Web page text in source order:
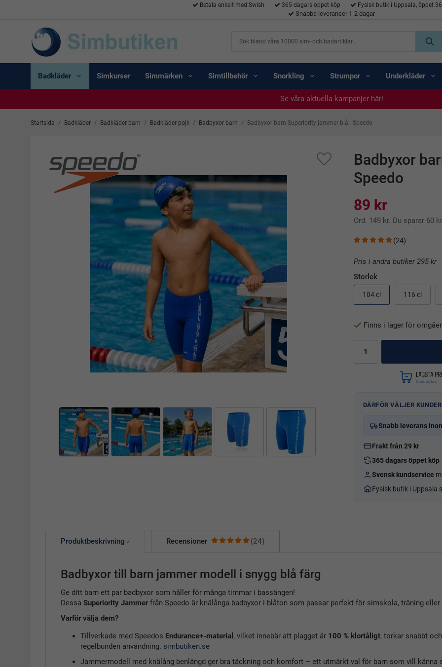
Betala enkelt med Swish 365 dagars öppet köp Fysisk butik i Uppsala, öppet
Snabba leveranser 1-2 dagar
Badkläder Simkurser Simmärken Simtillbehör Snorkling Strumpor Underkläder
Se våra aktuella kampanjer här!
Se våra aktuella kampanjer här!
Se våra aktuella kampanjer här!
Se våra aktuella kampanjer här!
Se våra aktuella kampanjer här!
Startsida / Badkläder / Badkläder barn / Badkläder pojk / Badbyxor barn / Badbyxor barn Superiority jammer blå - Speedo
Badbyxor
Speedo
89 kr
Ord. 149 kr. Du sparar 60 kr
(24)
Pris i andra butiker 295 kr
Storlek
104 cl 116 cl
Finns i lager för
DÄRFÖR VÄLJER
Snabb leverans
Frakt från 29 kr
365 dagars öppet köp
Svensk kundservice
Fysisk butik i Uppsala
Produktbeskrivning Recensioner (24)
Badbyxor till barn jammer modell i snygg blå färg
Ge ditt barn ett par badbyxor som håller för många timmar i bassängen!
Dessa Superiority Jammer från Speedo är knälånga badbyxor i blåton som passar perfekt för simskola, träning
Varför välja dem?
Tillverkade med Speedos Endurance+-material , vilket innebär att plagget är 100 % klortåligt, torkar snabbt
regelbunden användning. simbutiken.se
Jammer­modell med knälång benlängd ger bra täckning och komfort – ett utmärkt val för barn som vill